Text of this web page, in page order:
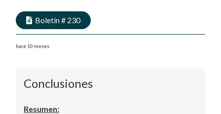
Boletín # 230
hace 10 meses
Conclusiones
Resumen: